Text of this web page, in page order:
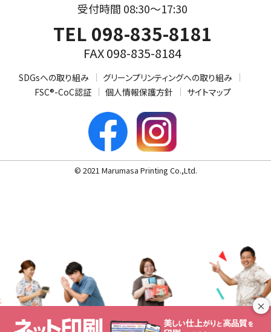
×
受付時間 08:30～17:30
TEL 098-835-8181
FAX 098-835-8184
SDGsへの取り組み
グリーンプリンティングへの取り組み
FSC®-CoC認証
個人情報保護方針 サイトマップ
© 2021 Marumasa Printing Co.,Ltd.